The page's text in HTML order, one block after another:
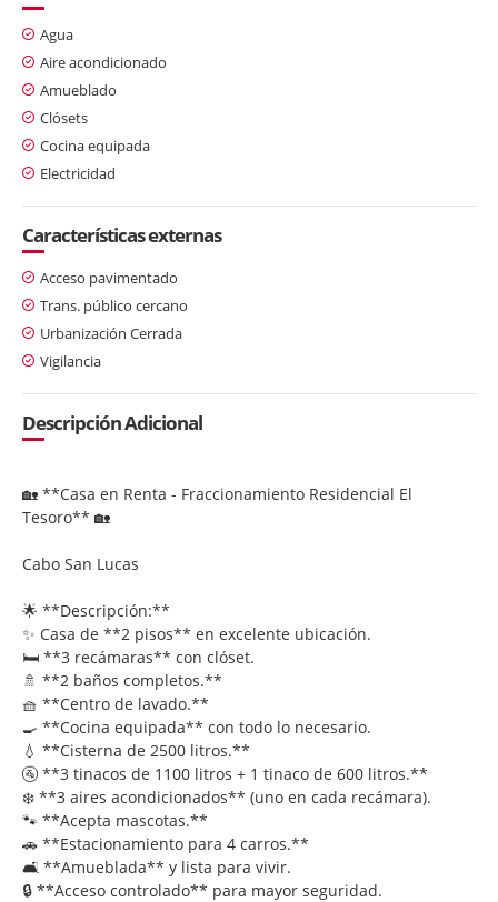
Agua
Aire acondicionado
Amueblado
Clósets
Cocina equipada
Electricidad
Características externas
Acceso pavimentado
Trans. público cercano
Urbanización Cerrada
Vigilancia
Descripción Adicional
🏡 **Casa en Renta - Fraccionamiento Residencial El
Tesoro** 🏡
Cabo San Lucas
🌟 **Descripción:**
✨ Casa de **2 pisos** en excelente ubicación.
🛏️ **3 recámaras** con clóset.
🚿 **2 baños completos.**
🧺 **Centro de lavado.**
🍳 **Cocina equipada** con todo lo necesario.
💧 **Cisterna de 2500 litros.**
🚰 **3 tinacos de 1100 litros + 1 tinaco de 600 litros.**
❄️ **3 aires acondicionados** (uno en cada recámara).
🐾 **Acepta mascotas.**
🚗 **Estacionamiento para 4 carros.**
🛋️ **Amueblada** y lista para vivir.
🔒 **Acceso controlado** para mayor seguridad.